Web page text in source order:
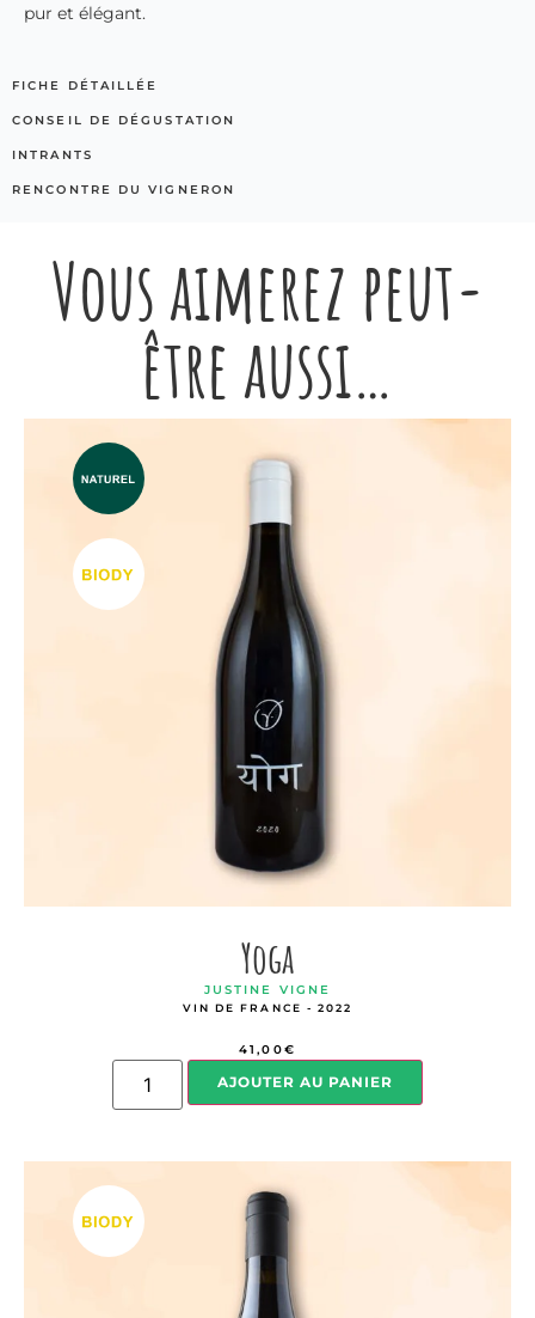
pur et élégant.
FICHE DÉTAILLÉE
CONSEIL DE DÉGUSTATION
INTRANTS
RENCONTRE DU VIGNERON
Vous aimerez peut-
être aussi…
Yoga
JUSTINE VIGNE
VIN DE FRANCE - 2022
41,00€
AJOUTER AU PANIER